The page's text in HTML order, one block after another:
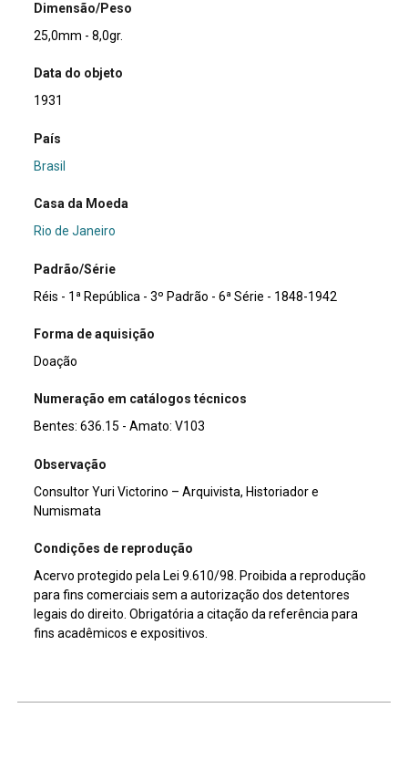
Dimensão/Peso
25,0mm - 8,0gr.
Data do objeto
1931
País
Brasil
Casa da Moeda
Rio de Janeiro
Padrão/Série
Réis - 1ª República - 3º Padrão - 6ª Série - 1848-1942
Forma de aquisição
Doação
Numeração em catálogos técnicos
Bentes: 636.15 - Amato: V103
Observação
Consultor Yuri Victorino – Arquivista, Historiador e
Numismata
Condições de reprodução
Acervo protegido pela Lei 9.610/98. Proibida a reprodução
para fins comerciais sem a autorização dos detentores
legais do direito. Obrigatória a citação da referência para
fins acadêmicos e expositivos.